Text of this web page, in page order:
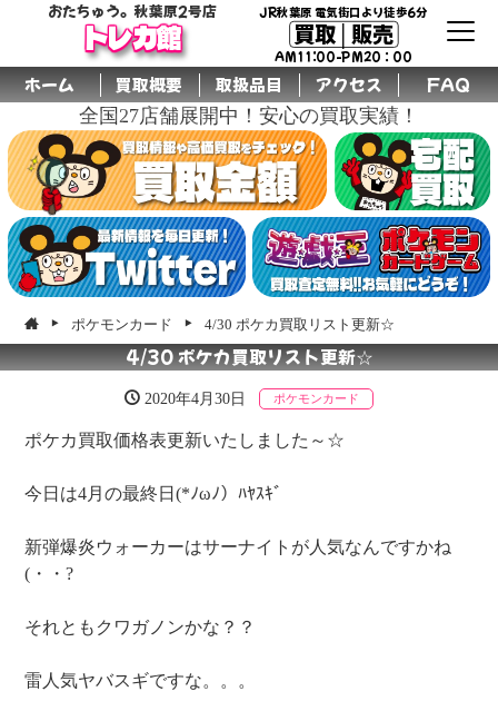
おたちゅう。秋葉原2号店
トレカ館
JR秋葉原 電気街口より徒歩6分
買取│販売
AM11:00-PM20：00
ホーム 買取概要 取扱品目 アクセス FAQ
全国27店舗展開中！安心の買取実績！
ポケモンカード 4/30 ポケカ買取リスト更新☆
4/30 ポケカ買取リスト更新☆
2020年4月30日 ポケモンカード
ポケカ買取価格表更新いたしました～☆
今日は4月の最終日(*ﾉωﾉ）ﾊﾔｽｷﾞ
新弾爆炎ウォーカーはサーナイトが人気なんですかね
(・・?
それともクワガノンかな？？
雷人気ヤバスギですな。。。